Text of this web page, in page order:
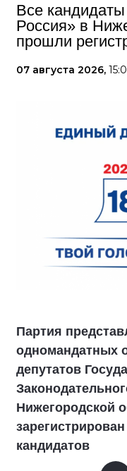
Все
Россия» в
прошли
07 августа 2026,
Партия
одномандатных
депутатов
Нижегородской
кандидатов